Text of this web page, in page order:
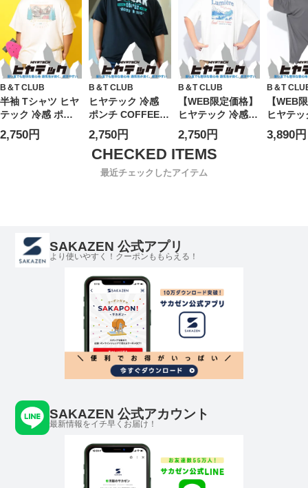
ズ メンズ
ズ
B＆T CLUB
半袖 Tシャツ ヒヤ
テック 冷感 ポン
チ クルーネック
MOUNTAINS トッ
2,750円
B＆T CLUB
ヒヤテック 冷感
ポンチ COFFEE
バックプリント ク
ルーネック 半袖 T
シャツ 大きいサイ
ズ メンズ
2,750円
B＆T CLUB
【WEB限定価格】
ヒヤテック 冷感
ポンチ LUMIERE
バックプリント ク
ルーネック 半袖 T
シャツ 大きいサイ
ズ メンズ
2,750円
B＆T
【WEB
ヒヤテ
ポンチ
バック
3,890円
最近チェックしたアイテム
SAKAZEN 公式アプリ
より使いやすく！クーポンももらえる！
SAKAZEN 公式アカウント
最新情報をイチ早くお届け！